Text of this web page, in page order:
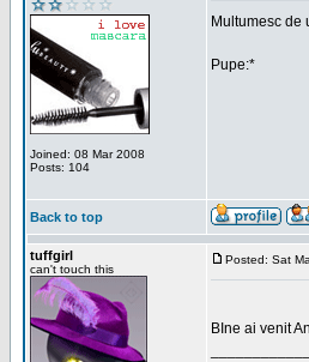
Joined: 08 Mar 2008
Posts: 104
Multumesc de
Pupe:*
Back to top
tuffgirl
can't touch this
Posted: Sat
BIne ai venit